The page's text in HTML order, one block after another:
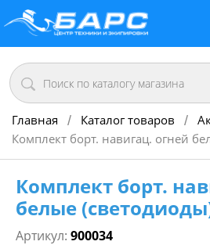
Главная / Каталог товаров /
Комплект борт. навигац. огней
Комплект борт.
белые
Артикул: 900034